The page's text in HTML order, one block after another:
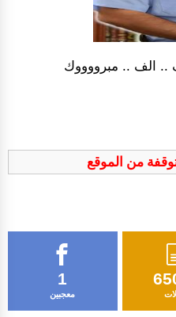
.. الف .. مبرووووك
من الموقع
1
معجبين